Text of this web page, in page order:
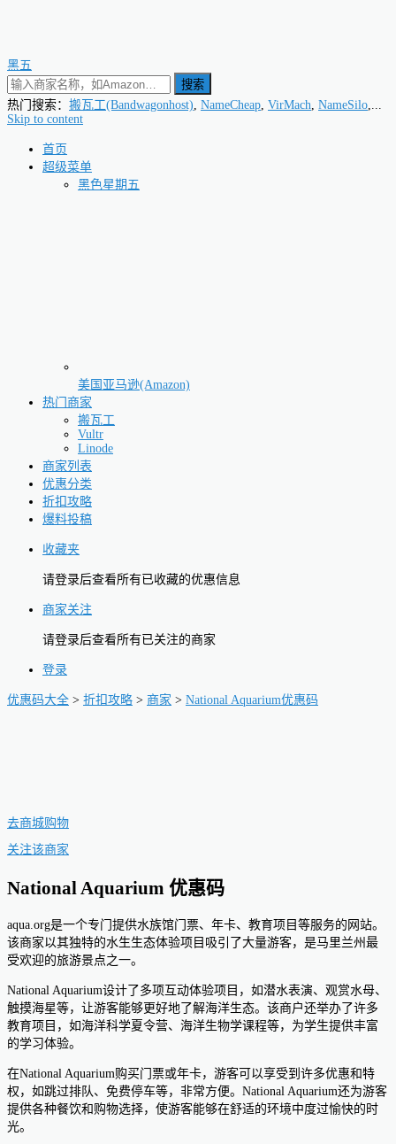
黑五
搜索
热门搜索： 搬瓦工(Bandwagonhost), NameCheap, VirMach, NameSilo,...
Skip to content
首页
超级菜单
黑色星期五
美国亚马逊(Amazon)
热门商家
搬瓦工
Vultr
Linode
商家列表
优惠分类
折扣攻略
爆料投稿
收藏夹
请登录后查看所有已收藏的优惠信息
商家关注
请登录后查看所有已关注的商家
登录
优惠码大全 > 折扣攻略 > 商家 > National Aquarium优惠码
去商城购物
关注该商家
National Aquarium 优惠码
aqua.org是一个专门提供水族馆门票、年卡、教育项目等服务的网站。
该商家以其独特的水生生态体验项目吸引了大量游客，是马里兰州最
受欢迎的旅游景点之一。
National Aquarium设计了多项互动体验项目，如潜水表演、观赏水母、
触摸海星等，让游客能够更好地了解海洋生态。该商户还举办了许多
教育项目，如海洋科学夏令营、海洋生物学课程等，为学生提供丰富
的学习体验。
在National Aquarium购买门票或年卡，游客可以享受到许多优惠和特
权，如跳过排队、免费停车等，非常方便。National Aquarium还为游客
提供各种餐饮和购物选择，使游客能够在舒适的环境中度过愉快的时
光。